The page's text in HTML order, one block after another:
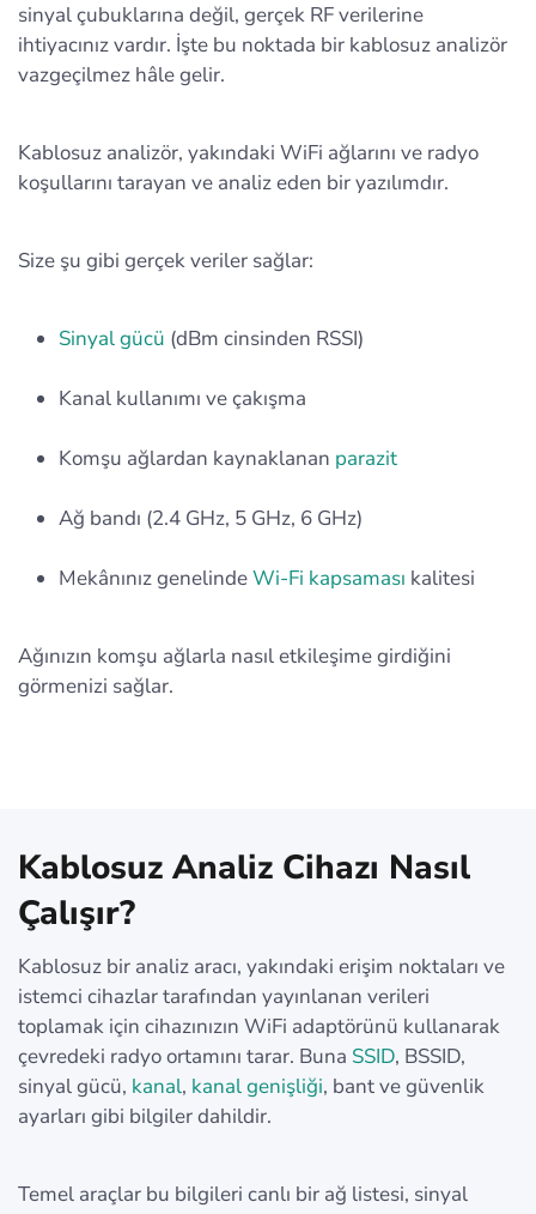
sinyal çubuklarına değil, gerçek RF verilerine
ihtiyacınız vardır. İşte bu noktada bir kablosuz analizör
vazgeçilmez hâle gelir.
Kablosuz analizör, yakındaki WiFi ağlarını ve radyo
koşullarını tarayan ve analiz eden bir yazılımdır.
Size şu gibi gerçek veriler sağlar:
Sinyal gücü (dBm cinsinden RSSI)
Kanal kullanımı ve çakışma
Komşu ağlardan kaynaklanan parazit
Ağ bandı (2.4 GHz, 5 GHz, 6 GHz)
Mekânınız genelindeWi‑Fi kapsaması kalitesi
Ağınızın komşu ağlarla nasıl etkileşime girdiğini
görmenizi sağlar.
Kablosuz Analiz Cihazı Nasıl
Çalışır?
Kablosuz bir analiz aracı, yakındaki erişim noktaları ve
istemci cihazlar tarafından yayınlanan verileri
toplamak için cihazınızın WiFi adaptörünü kullanarak
çevredeki radyo ortamını tarar. Buna SSID, BSSID,
sinyal gücü, kanal, kanal genişliği, bant ve güvenlik
ayarları gibi bilgiler dahildir.
Temel araçlar bu bilgileri canlı bir ağ listesi, sinyal